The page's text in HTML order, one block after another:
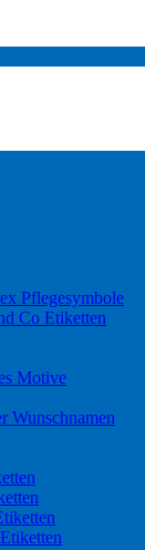
Pflegesymbole
Co Etiketten
Motive
Wunschnamen